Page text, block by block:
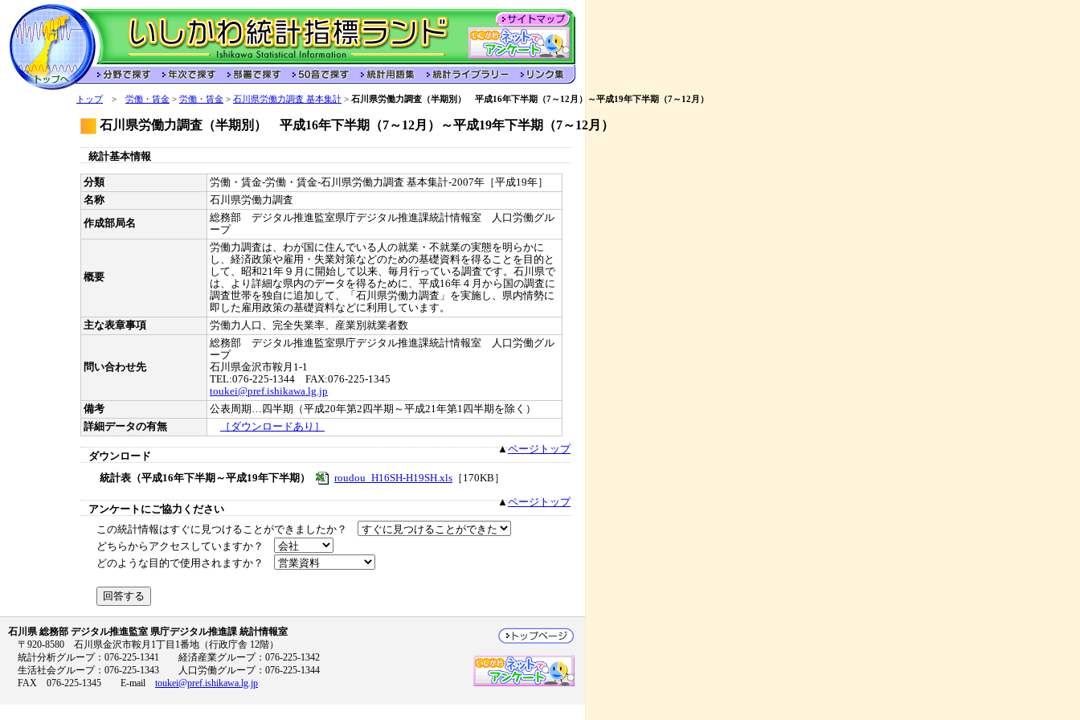
トップ> 労働・賃金 > 労働・賃金 > 石川県労働力調査 基本集計 > 石川県労働力調査（半期別） 平成16年下半期（7～12月）～平成19年下半期（7～12月）
石川県労働力調査（半期別） 平成16年下半期（7～12月）～平成19年下半期（7～12月）
統計基本情報
分類
労働・賃金-労働・賃金-石川県労働力調査 基本集計-2007年［平成19年］
名称
石川県労働力調査
作成部局名
総務部 デジタル推進監室県庁デジタル推進課統計情報室 人口労働グル
ープ
概要
労働力調査は、わが国に住んでいる人の就業・不就業の実態を明らかに
し、経済政策や雇用・失業対策などのための基礎資料を得ることを目的と
して、昭和21年９月に開始して以来、毎月行っている調査です。石川県で
は、より詳細な県内のデータを得るために、平成16年４月から国の調査に
調査世帯を独自に追加して、「石川県労働力調査」を実施し、県内情勢に
即した雇用政策の基礎資料などに利用しています。
主な表章事項
労働力人口、完全失業率、産業別就業者数
問い合わせ先
総務部 デジタル推進監室県庁デジタル推進課統計情報室 人口労働グル
ープ
石川県金沢市鞍月1-1
TEL:076-225-1344 FAX:076-225-1345
toukei@pref.ishikawa.lg.jp
備考
公表周期…四半期（平成20年第2四半期～平成21年第1四半期を除く）
詳細データの有無
［ダウンロードあり］
ダウンロード
▲ページトップ
統計表（平成16年下半期～平成19年下半期） roudou_H16SH-H19SH.xls ［170KB］
アンケートにご協力ください
▲ページトップ
この統計情報はすぐに見つけることができましたか？
どちらからアクセスしていますか？
どのような目的で使用されますか？
石川県 総務部 デジタル推進監室 県庁デジタル推進課 統計情報室
〒920-8580 石川県金沢市鞍月1丁目1番地（行政庁舎 12階）
統計分析グループ：076-225-1341 経済産業グループ：076-225-1342
生活社会グループ：076-225-1343 人口労働グループ：076-225-1344
FAX 076-225-1345 E-mail toukei@pref.ishikawa.lg.jp